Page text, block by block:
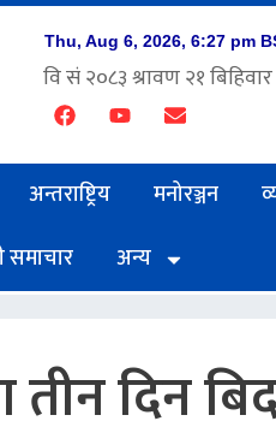
अन्तराष्ट्रिय मनोरञ्जन
समाचार
अन्य
दिन